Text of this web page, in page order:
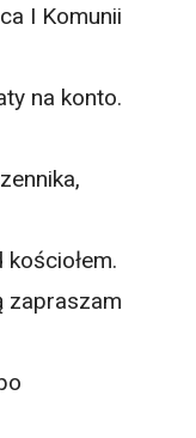
I Komunii
na konto.
zapraszam